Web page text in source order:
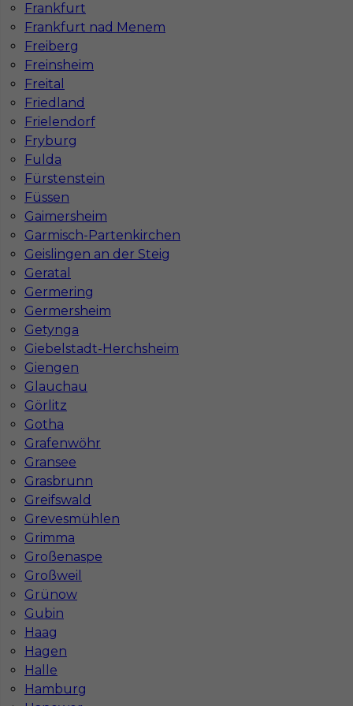
Frankfurt
Frankfurt nad Menem
Freiberg
Freinsheim
Freital
Friedland
Frielendorf
Fryburg
Fulda
Fürstenstein
Füssen
Gaimersheim
Garmisch-Partenkirchen
Geislingen an der Steig
Geratal
Germering
Germersheim
Getynga
Giebelstadt-Herchsheim
Giengen
Glauchau
Görlitz
Gotha
Grafenwöhr
Gransee
Grasbrunn
Greifswald
Grevesmühlen
Grimma
Großenaspe
Großweil
Grünow
Gubin
Haag
Hagen
Halle
Hamburg
Częstochowie
Najpopularniejsze miejscowości w Niemczech
Praca Augsburg
Praca Hamburg
Praca Berlin
Praca Hannover
Praca Dortmund
Praca Magdeburg
InServ © 2014 – 2026 | Wszelkie prawa zastrzeżone
Witryna korzysta z ciasteczek
Ta witryna używa ciasteczek (cookies) do
personalizacji treści i reklam, oferowania funkcji